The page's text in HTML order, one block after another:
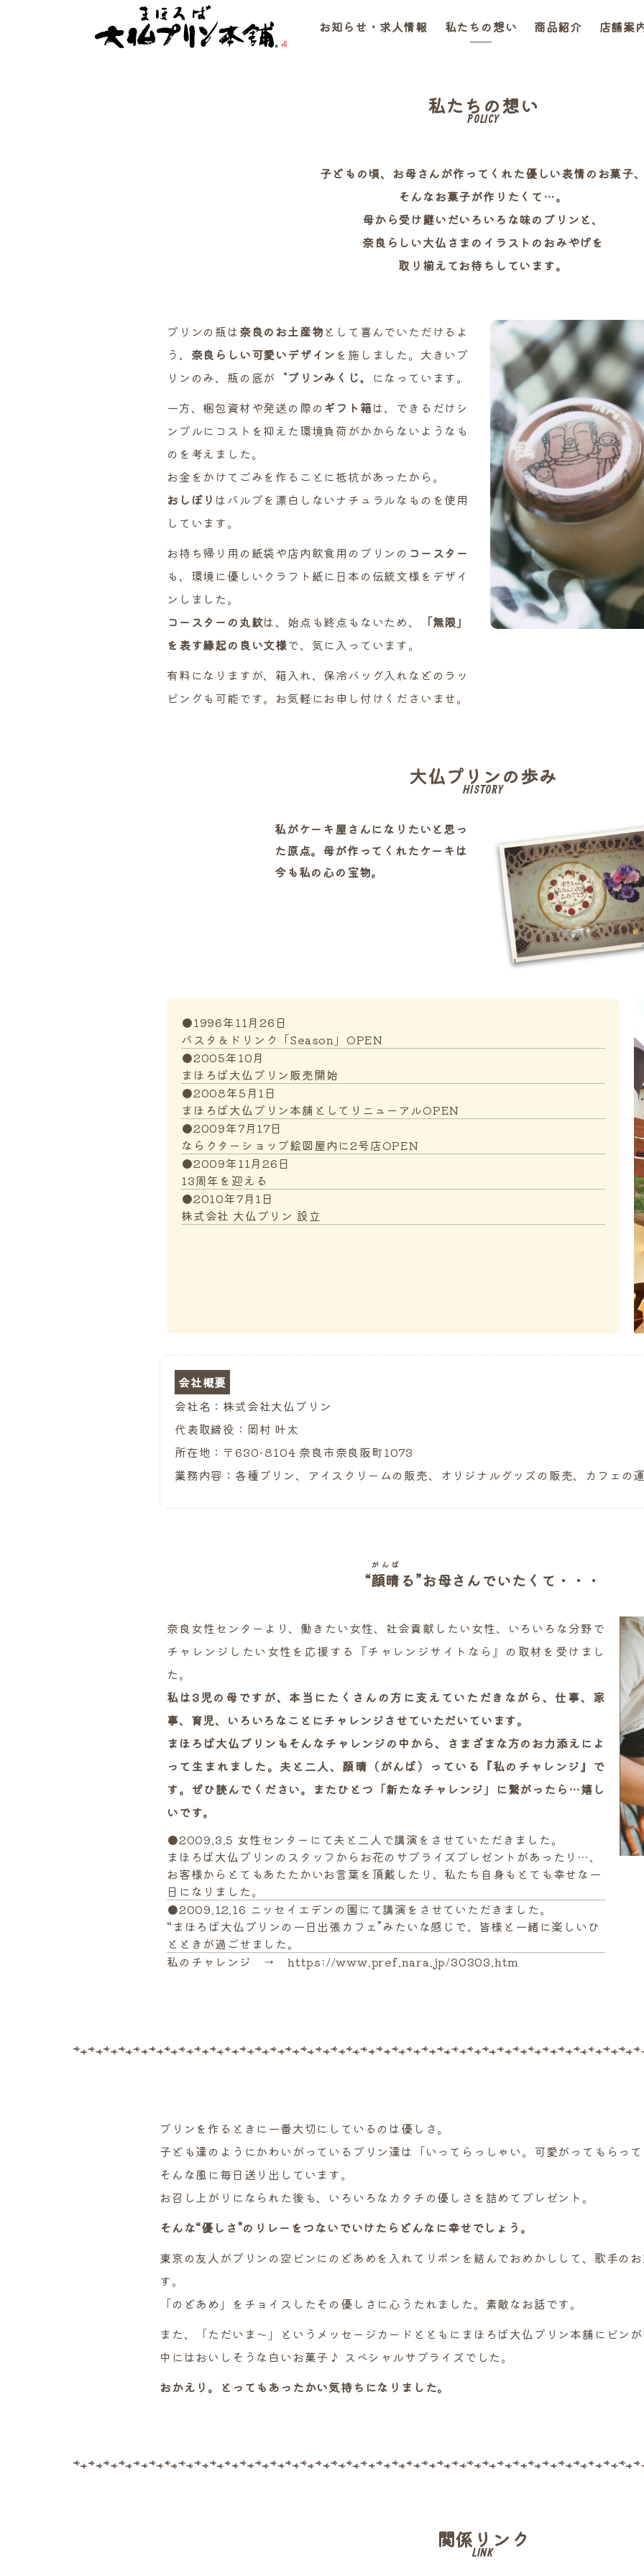
お知らせ・求人情報 私たちの想い 商品紹介 店舗案
私たちの想い
POLICY
子どもの頃、お母さんが作ってくれた優しい表情のお菓子
そんなお菓子が作りたくて…。
母から受け継いだいろいろな味のプリンと、
奈良らしい大仏さまのイラストのおみやげを
取り揃えてお待ちしています。
プリンの瓶は奈良のお土産物 として喜んでいただけるよ
う、 奈良らしい可愛いデザインを施しました。大きいプ
リンのみ、瓶の底が 〝プリンみくじ〟 になっています。
一方、梱包資材や発送の際の ギフト箱は、できるだけシ
ンプルにコストを抑えた環境負荷がかからないようなも
のを考えました。
お金をかけてごみを作ることに抵抗があったから。
おしぼり はパルプを漂白しないナチュラルなものを使用
しています。
お持ち帰り用の紙袋や店内飲食用のプリンの コースター
も、環境に優しいクラフト紙に日本の伝統文様をデザイ
ンしました。
コースターの丸紋は、始点も終点もないため、
「無限」
を表す縁起の良い文様で、気に入っています。
有料になりますが、箱入れ、保冷バッグ入れなどのラッ
ピングも可能です。お気軽にお申し付けくださいませ。
大仏プリンの歩み
HISTORY
私がケーキ屋さんになりたいと思っ
た原点。母が作ってくれたケーキは
今も私の心の宝物。
●1996年11月26日
パスタ＆ドリンク「Season」OPEN
●2005年10月
まほろば大仏プリン販売開始
●2008年5月1日
まほろば大仏プリン本舗としてリニューアルOPEN
●2009年7月17日
ならクターショップ絵図屋内に2号店OPEN
●2009年11月26日
13周年を迎える
●2010年7月1日
株式会社 大仏プリン 設立
会社概要
会社名：株式会社大仏プリン
代表取締役：岡村 叶太
所在地：〒630-8104 奈良市奈良阪町1073
業務内容：各種プリン、アイスクリームの販売、オリジナルグッズの販売、カフェの
“顔晴
がんば
る”お母さんでいたくて・・・
奈良女性センターより、働きたい女性、社会貢献したい女性、いろいろな分野で
チャレンジしたい女性を応援する『チャレンジサイトなら』の取材を受けまし
た。
私は3児の母ですが、本当にたくさんの方に支えていただきながら、仕事、家
事、育児、いろいろなことにチャレンジさせていただいています。
まほろば大仏プリンもそんなチャレンジの中から、さまざまな方のお力添えによ
って生まれました。夫と二人、顔晴（がんば）っている『私のチャレンジ』で
す。ぜひ読んでください。またひとつ「新たなチャレンジ」に繋がったら…嬉し
いです。
●2009.3.5 女性センターにて夫と二人で講演をさせていただきました。
まほろば大仏プリンのスタッフからお花のサプライズプレゼントがあったり…、
お客様からとてもあたたかいお言葉を頂戴したり、私たち自身もとても幸せな一
日になりました。
●2009.12.16 ニッセイエデンの園にて講演をさせていただきました。
“まほろば大仏プリンの一日出張カフェ”みたいな感じで、皆様と一緒に楽しいひ
とときが過ごせました。
私のチャレンジ →https://www.pref.nara.jp/30303.htm
プリンを作るときに一番大切にしているのは優しさ。
子ども達のようにかわいがっているプリン達は「いってらっしゃい。可愛がってもらっ
そんな風に毎日送り出しています。
お召し上がりになられた後も、いろいろなカタチの優しさを詰めてプレゼント。
そんな“優しさ”のリレーをつないでいけたらどんなに幸せでしょう。
東京の友人がプリンの空ビンにのどあめを入れてリボンを結んでおめかしして、歌手の
す。
「のどあめ」をチョイスしたその優しさに心うたれました。素敵なお話です。
また、「ただいま～」というメッセージカードとともにまほろば大仏プリン本舗にビン
中にはおいしそうな白いお菓子♪ スペシャルサプライズでした。
おかえり。とってもあったかい気持ちになりました。
関係リンク
LINK